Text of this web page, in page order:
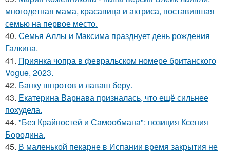
многодетная мама, красавица и актриса, поставившая
семью на первое место.
40. Семья Аллы и Максима празднует день рождения
Галкина.
41. Приянка чопра в февральском номере британского
Vogue, 2023.
42. Банку шпротов и лаваш беру.
43. Екатерина Варнава призналась, что ещё сильнее
похудела.
44. "Без Крайностей и Самообмана": позиция Ксения
Бородина.
45. В маленькой пекарне в Испании время закрытия не